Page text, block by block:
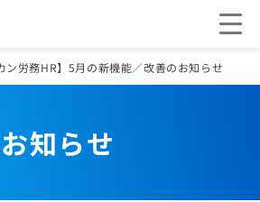
ン労務HR】5月の新機能／改善のお知らせ
お知らせ